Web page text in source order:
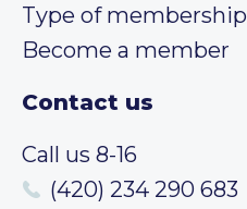
Type of membership
Become a member
Contact us
Call us 8-16
(420) 234 290 683